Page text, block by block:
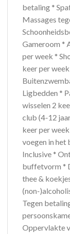
betaling *
Massages
Gameroom *
per week *
keer per
Ligbedden *
wisselen 2
club (4-12
keer per
voegen in
Inclusive *
buffetvorm *
thee &
(non-
Tegen
Oppervlakte